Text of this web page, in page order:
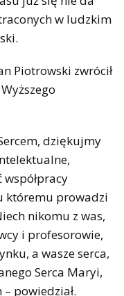
w ludzkim
Piotrowski zwrócił
dziękujmy
któremu prowadzi
nikomu z was,
i profesorowie,
a wasze serca,
Serca Maryi,
powiedział.